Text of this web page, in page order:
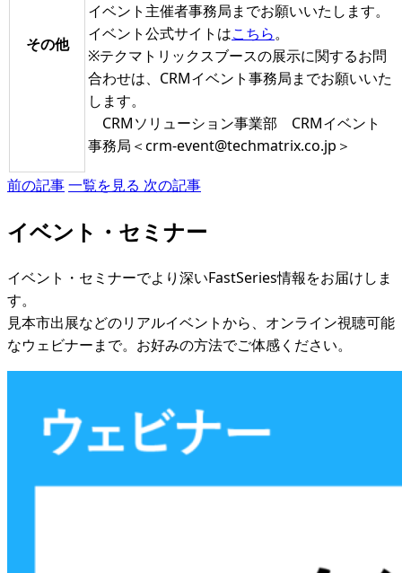
その他
イベント主催者事務局までお願いいたします。
イベント公式サイトはこちら。
※テクマトリックスブースの展示に関するお問
合わせは、CRMイベント事務局までお願いいた
します。
CRMソリューション事業部 CRMイベント
事務局＜crm-event@techmatrix.co.jp＞
前の記事一覧を見る 次の記事
イベント・セミナー
イベント・セミナーでより深いFastSeries情報をお届けしま
す。
見本市出展などのリアルイベントから、オンライン視聴可能
なウェビナーまで。お好みの方法でご体感ください。